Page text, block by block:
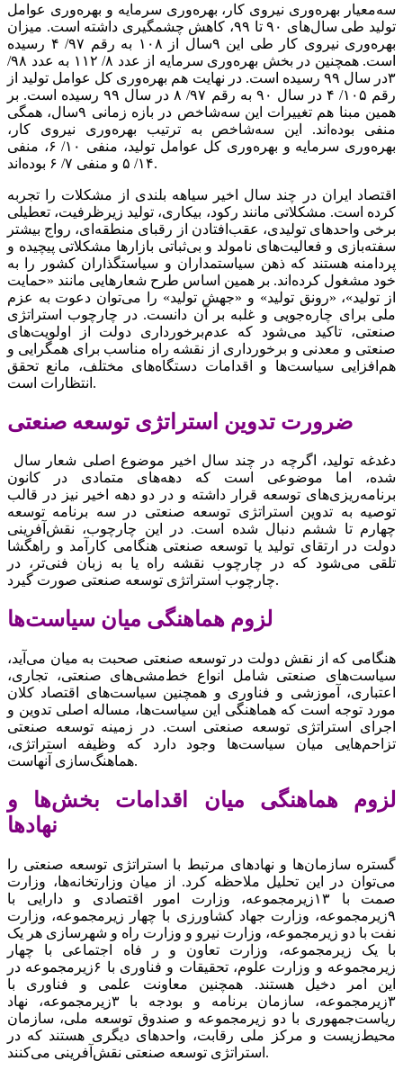
سه‌معیار بهره‌‌‌وری نیروی کار، بهره‌‌‌وری سرمایه و بهره‌‌‌وری عوامل
تولید طی سال‌های ۹۰ تا ۹۹، کاهش چشمگیری داشته است. میزان
بهره‌‌‌وری نیروی کار طی این ۹سال از ۱۰۸ به رقم ۹۷/ ۴ رسیده
است. همچنین در بخش بهره‌‌‌وری سرمایه از عدد ۸/ ۱۱۲ به عدد ۹۸/
۳در سال ۹۹ رسیده است. در نهایت هم بهره‌‌‌وری کل عوامل تولید از
رقم ۱۰۵/ ۴ در سال ۹۰ به رقم ۹۷/ ۸ در سال ۹۹ رسیده است. بر
همین مبنا هم تغییرات این سه‌شاخص در بازه زمانی ۹سال، همگی
منفی بوده‌‌‌اند. این سه‌شاخص به ترتیب بهره‌‌‌وری نیروی کار،
بهره‌‌‌وری سرمایه و بهره‌‌‌وری کل عوامل تولید، منفی ۱۰/ ۶، منفی
۱۴/ ۵ و منفی ۷/ ۶ بوده‌اند.
اقتصاد ایران در چند سال اخیر سیاهه بلندی از مشکلات را تجربه
کرده است. مشکلاتی مانند رکود، بیکاری، تولید زیرظرفیت، تعطیلی
برخی واحدهای تولیدی، عقب‌افتادن از رقبای منطقه‌‌‌ای، رواج بیشتر
سفته‌بازی و فعالیت‌‌‌های نامولد و بی‌‌‌ثباتی بازارها مشکلاتی پیچیده و
پردامنه هستند که ذهن سیاستمداران و سیاستگذاران کشور را به
خود مشغول کرده‌اند. بر همین اساس طرح شعارهایی مانند «حمایت
از تولید»، «رونق تولید» و «جهش تولید» را می‌‌‌توان دعوت به عزم
ملی برای چاره‌جویی و غلبه بر آن دانست. در چارچوب استراتژی
صنعتی، تاکید می‌شود که عدم‌برخورداری دولت از اولویت‌‌‌های
صنعتی و معدنی و برخورداری از نقشه راه مناسب برای همگرایی و
هم‌افزایی سیاست‌‌‌ها و اقدامات دستگاه‌های مختلف، مانع تحقق
انتظارات است.
ضرورت تدوین استراتژی توسعه صنعتی
شده، اما موضوعی است که دهه‌های متمادی در کانون
برنامه‌ریزی‌های توسعه قرار داشته و در دو دهه اخیر نیز در قالب
توصیه به تدوین استراتژی توسعه صنعتی در سه برنامه توسعه
چهارم تا ششم دنبال شده است. در این چارچوب، نقش‌آفرینی
دولت در ارتقای تولید یا توسعه صنعتی هنگامی کارآمد و راهگشا
تلقی می‌شود که در چارچوب نقشه راه یا به زبان فنی‌تر، در
چارچوب استراتژی توسعه صنعتی صورت گیرد.
لزوم هماهنگی میان سیاست‌ها
هنگامی که از نقش دولت در توسعه صنعتی صحبت به میان می‌آید،
سیاست‌های صنعتی شامل انواع خط‌مشی‌های صنعتی، تجاری،
اعتباری، آموزشی و فناوری و همچنین سیاست‌های اقتصاد کلان
مورد توجه است که هماهنگی این سیاست‌ها، مساله اصلی تدوین و
اجرای استراتژی توسعه صنعتی است. در زمینه توسعه صنعتی
تزاحم‌هایی میان سیاست‌ها وجود دارد که وظیفه استراتژی،
هماهنگ‌سازی آنهاست.
لزوم هماهنگی میان اقدامات بخش‌ها و
نهادها
گستره سازمان‌ها و نهادهای مرتبط با استراتژی توسعه صنعتی را
می‌توان در این تحلیل ملاحظه کرد. از میان وزارتخانه‌ها، وزارت
صمت با ۱۳زیرمجموعه، وزارت امور اقتصادی و دارایی با
۹زیرمجموعه، وزارت جهاد کشاورزی با چهار زیرمجموعه، وزارت
نفت با دو زیرمجموعه، وزارت نیرو و وزارت راه و شهرسازی هر یک
با یک زیرمجموعه، وزارت تعاون و ر فاه اجتماعی با چهار
زیرمجموعه و وزارت علوم، تحقیقات و فناوری با ۶زیرمجموعه در
این امر دخیل هستند. همچنین معاونت علمی و فناوری با
۳زیرمجموعه، سازمان برنامه و بودجه با ۳زیرمجموعه، نهاد
ریاست‌جمهوری با دو زیرمجموعه و صندوق توسعه ملی، سازمان
محیط‌زیست و مرکز ملی رقابت، واحدهای دیگری هستند که در
استراتژی توسعه صنعتی نقش‌آفرینی می‌کنند.